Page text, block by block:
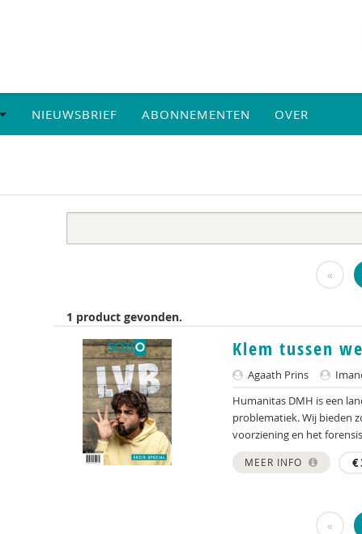
NIEUWSBRIEF ABONNEMENTEN OVER
«
1 product gevonden.
Klem tussen
Agaath Prins
Humanitas DMH is een
problematiek. Wij bieden
voorziening en het
MEER INFO €
«